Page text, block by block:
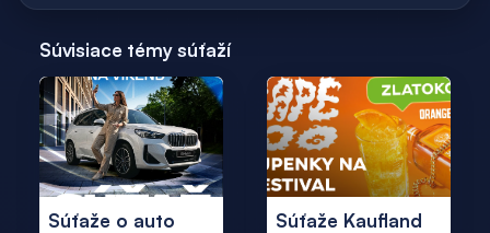
Súvisiace témy súťaží
Súťaže o auto
Súťaže Kaufland